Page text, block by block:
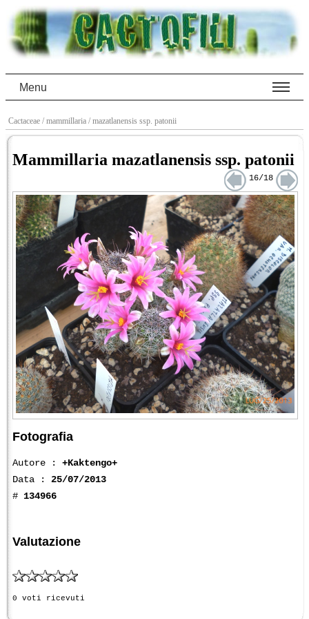
Menu
Cactaceae / mammillaria / mazatlanensis ssp. patonii
Mammillaria mazatlanensis ssp. patonii
16/18
Fotografia
Autore : +Kaktengo+
Data : 25/07/2013
# 134966
Valutazione
0 voti ricevuti